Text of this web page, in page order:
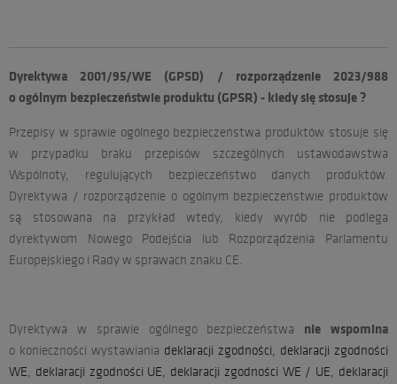
Dyrektywa 2001/95/WE (GPSD) / rozporządzenie 2023/988
o ogólnym bezpieczeństwie produktu (GPSR) - kiedy się stosuje ?
Przepisy w sprawie ogólnego bezpieczeństwa produktów stosuje się
w przypadku braku przepisów szczególnych ustawodawstwa
Wspólnoty, regulujących bezpieczeństwo danych produktów.
Dyrektywa / rozporządzenie o ogólnym bezpieczeństwie produktów
są stosowana na przykład wtedy, kiedy wyrób nie podlega
dyrektywom Nowego Podejścia lub Rozporządzenia Parlamentu
Europejskiego i Rady w sprawach znaku CE.
Dyrektywa w sprawie ogólnego bezpieczeństwa nie wspomina
o konieczności wystawiania deklaracji zgodności, deklaracji zgodności
WE, deklaracji zgodności UE, deklaracji zgodności WE / UE, deklaracji